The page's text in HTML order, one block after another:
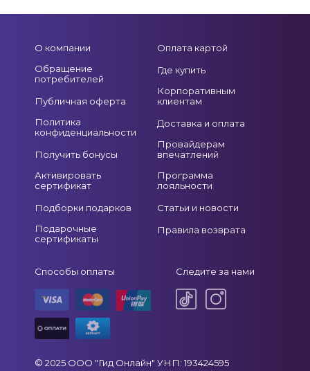
О компании
Обращение
потребителей
Публичная оферта
Политика
конфиденциальности
Получить бонусы
Активировать
сертификат
Подборки подарков
Подарочные
сертификаты
Оплата картой
Где купить
Корпоративным
клиентам
Доставка и оплата
Провайдерам
впечатлений
Программа
лояльности
Статьи и новости
Правила возврата
Способы оплаты Следите за нами
© 2025 ООО "Гид Онлайн" УНП: 193424595